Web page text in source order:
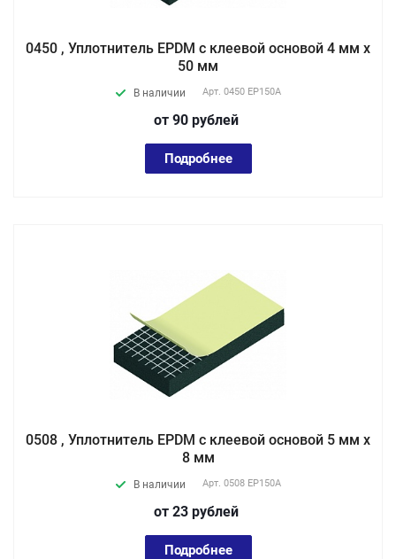
0450 , Уплотнитель EPDM с клеевой основой 4 мм х
50 мм
В наличии Арт. 0450 EP150А
от 90 рублей
Подробнее
0508 , Уплотнитель EPDM с клеевой основой 5 мм х
8 мм
В наличии Арт. 0508 EP150А
от 23 рублей
Подробнее